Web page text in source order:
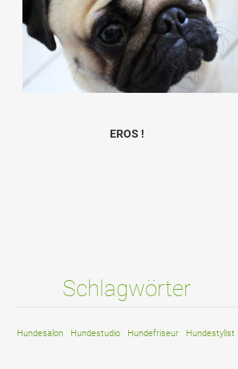
EROS !
Schlagwörter
Hundesalon Hundestudio Hundefriseur Hundestylist